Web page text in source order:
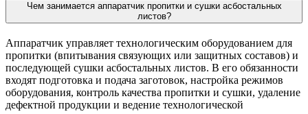
Чем занимается аппаратчик пропитки и сушки асбостальных
листов?
Аппаратчик управляет технологическим оборудованием для
пропитки (впитывания связующих или защитных составов) и
последующей сушки асбостальных листов. В его обязанности
входят подготовка и подача заготовок, настройка режимов
оборудования, контроль качества пропитки и сушки, удаление
дефектной продукции и ведение технологической